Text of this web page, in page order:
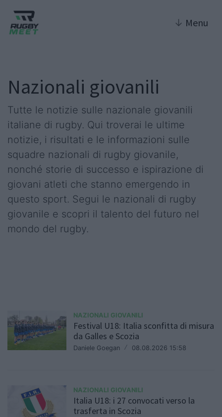
↓ Menu
Nazionali giovanili
Tutte le notizie sulle nazionale giovanili
italiane di rugby. Qui troverai le ultime
notizie, i risultati e le informazioni sulle
squadre nazionali di rugby giovanile,
nonché storie di successo e ispirazione di
giovani atleti che stanno emergendo in
questo sport. Segui le nazionali di rugby
giovanile e scopri il talento del futuro nel
mondo del rugby.
NAZIONALI GIOVANILI
Festival U18: Italia sconfitta di misura
da Galles e Scozia
Daniele Goegan / 08.08.2026 15:58
NAZIONALI GIOVANILI
Italia U18: i 27 convocati verso la
trasferta in Scozia